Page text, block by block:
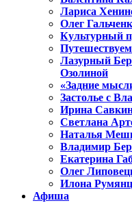
Лариса
Олег
Культурный
Лазурный
Озолиной
«Задние
Застолье с
Ирина
Светлана
Наталья
Владимир
Екатерина
Олег
Илона
Афиша